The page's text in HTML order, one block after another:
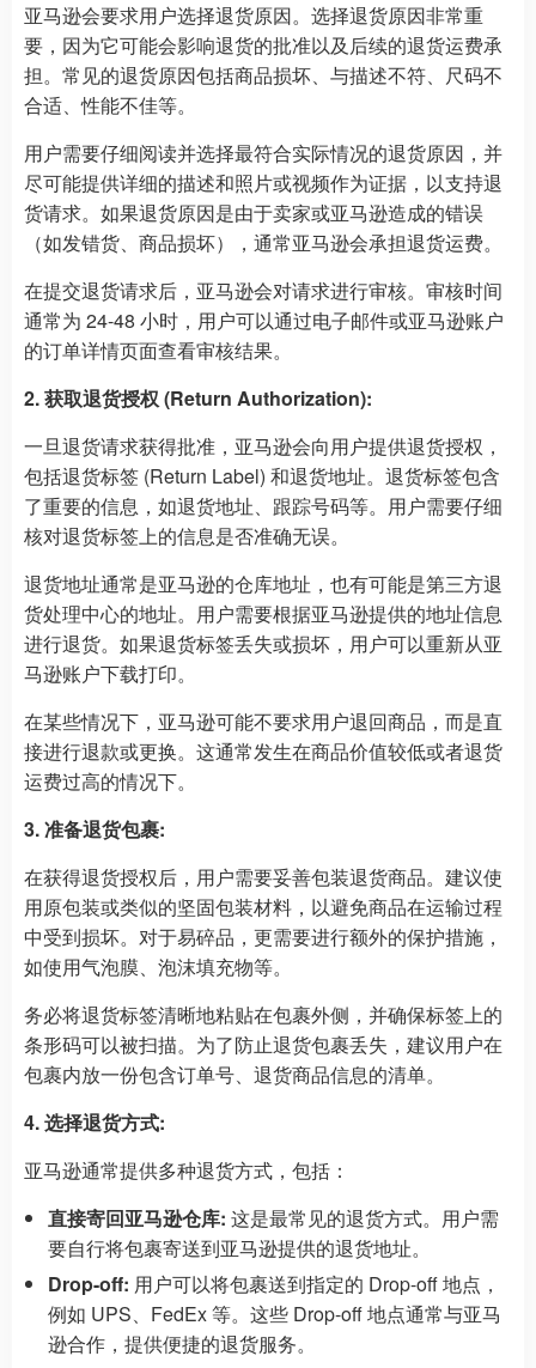
亚马逊会要求用户选择退货原因。选择退货原因非常重
要，因为它可能会影响退货的批准以及后续的退货运费承
担。常见的退货原因包括商品损坏、与描述不符、尺码不
合适、性能不佳等。
用户需要仔细阅读并选择最符合实际情况的退货原因，并
尽可能提供详细的描述和照片或视频作为证据，以支持退
货请求。如果退货原因是由于卖家或亚马逊造成的错误
（如发错货、商品损坏），通常亚马逊会承担退货运费。
在提交退货请求后，亚马逊会对请求进行审核。审核时间
通常为 24-48 小时，用户可以通过电子邮件或亚马逊账户
的订单详情页面查看审核结果。
2. 获取退货授权 (Return Authorization):
一旦退货请求获得批准，亚马逊会向用户提供退货授权，
包括退货标签 (Return Label) 和退货地址。退货标签包含
了重要的信息，如退货地址、跟踪号码等。用户需要仔细
核对退货标签上的信息是否准确无误。
退货地址通常是亚马逊的仓库地址，也有可能是第三方退
货处理中心的地址。用户需要根据亚马逊提供的地址信息
进行退货。如果退货标签丢失或损坏，用户可以重新从亚
马逊账户下载打印。
在某些情况下，亚马逊可能不要求用户退回商品，而是直
接进行退款或更换。这通常发生在商品价值较低或者退货
运费过高的情况下。
3. 准备退货包裹:
在获得退货授权后，用户需要妥善包装退货商品。建议使
用原包装或类似的坚固包装材料，以避免商品在运输过程
中受到损坏。对于易碎品，更需要进行额外的保护措施，
如使用气泡膜、泡沫填充物等。
务必将退货标签清晰地粘贴在包裹外侧，并确保标签上的
条形码可以被扫描。为了防止退货包裹丢失，建议用户在
包裹内放一份包含订单号、退货商品信息的清单。
4. 选择退货方式:
亚马逊通常提供多种退货方式，包括：
直接寄回亚马逊仓库: 这是最常见的退货方式。用户需
要自行将包裹寄送到亚马逊提供的退货地址。
Drop-off: 用户可以将包裹送到指定的 Drop-off 地点，
例如 UPS、FedEx 等。这些 Drop-off 地点通常与亚马
逊合作，提供便捷的退货服务。